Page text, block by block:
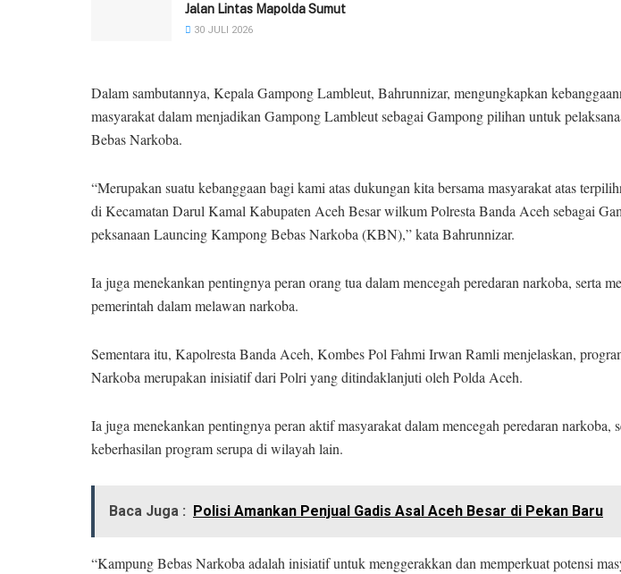
Jalan Lintas Mapolda Sumut
30 JULI 2026
Dalam sambutannya, Kepala Gampong Lambleut, Bahrunnizar, mengungkapkan
masyarakat dalam menjadikan Gampong Lambleut sebagai Gampong pilihan untuk
Bebas Narkoba.
“Merupakan suatu kebanggaan bagi kami atas dukungan kita bersama masyarakat atas
di Kecamatan Darul Kamal Kabupaten Aceh Besar wilkum Polresta Banda Aceh sebagai
peksanaan Launcing Kampong Bebas Narkoba (KBN),” kata Bahrunnizar.
Ia juga menekankan pentingnya peran orang tua dalam mencegah peredaran narkoba, serta
pemerintah dalam melawan narkoba.
Sementara itu, Kapolresta Banda Aceh, Kombes Pol Fahmi Irwan Ramli menjelaskan,
Narkoba merupakan inisiatif dari Polri yang ditindaklanjuti oleh Polda Aceh.
Ia juga menekankan pentingnya peran aktif masyarakat dalam mencegah peredaran narkoba,
keberhasilan program serupa di wilayah lain.
Baca Juga : Polisi Amankan Penjual Gadis Asal Aceh Besar di Pekan Baru
“Kampung Bebas Narkoba adalah inisiatif untuk menggerakkan dan memperkuat potensi